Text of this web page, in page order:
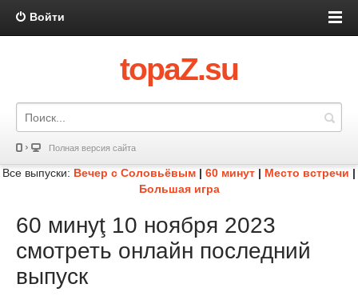
Войти
topaZ.su
Полная версия сайта
Все выпуски: Вечер с Соловьёвым | 60 минут | Место встречи |
Большая игра
60 минуţ 10 ноября 2023
смотреть онлайн последний
выпуск